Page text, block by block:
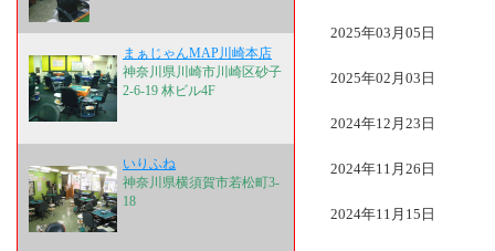
まぁじゃんMAP川崎本店
神奈川県川崎市川崎区砂子
2-6-19 林ビル4F
いりふね
神奈川県横須賀市若松町3-
18
2025年03月05日
2025年02月03日
2024年12月23日
2024年11月26日
2024年11月15日